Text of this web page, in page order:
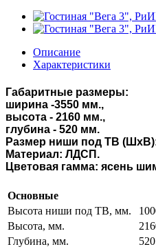
Описание
Характеристики
Габаритные размеры:
ширина -3550 мм.,
высота - 2160 мм.,
глубина - 520 мм.
Размер ниши под ТВ
Материал: ЛДСП.
Цветовая гамма: ясень
Основные
Высота ниши под ТВ, мм.
Высота, мм.
Глубина, мм.
520